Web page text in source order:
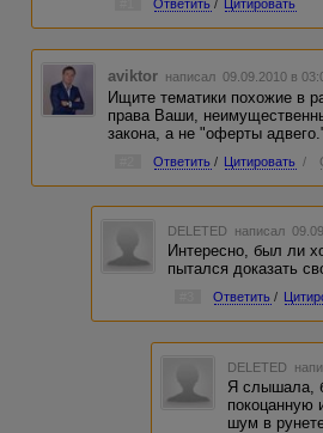
Ответить / Цитировать
aviktor написал 09.09.2010 в
Ищите тематики похожие в
права Ваши,
закона, а не "оферты
Ответить / Цитировать /
DELETED написал
Интересно, был ли
пытался доказать
Ответить /
DELETED
Я слышала,
покоцанную
шум в